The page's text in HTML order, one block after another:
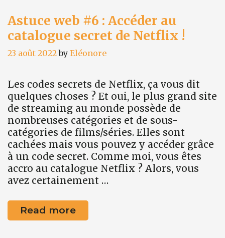
Astuce web #6 : Accéder au
catalogue secret de Netflix !
23 août 2022 by Eléonore
Les codes secrets de Netflix, ça vous dit
quelques choses ? Et oui, le plus grand site
de streaming au monde possède de
nombreuses catégories et de sous-
catégories de films/séries. Elles sont
cachées mais vous pouvez y accéder grâce
à un code secret. Comme moi, vous êtes
accro au catalogue Netflix ? Alors, vous
avez certainement …
Read moreAstuce
web